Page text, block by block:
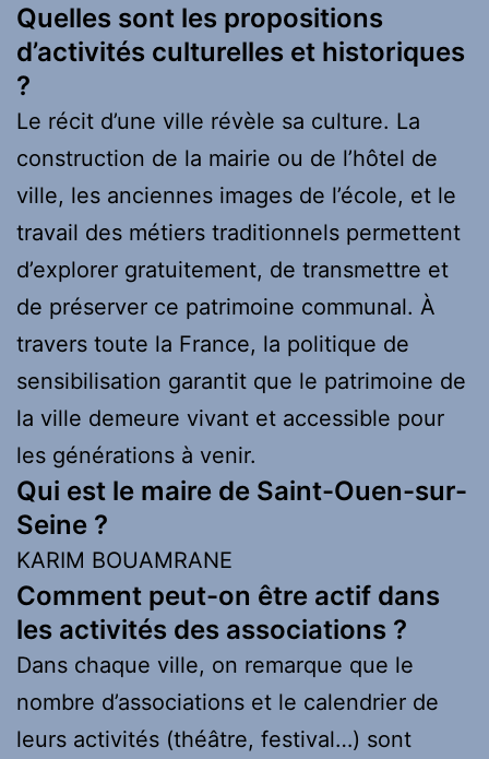
Quelles sont les propositions
d’activités culturelles et historiques
?
Le récit d’une ville révèle sa culture. La
construction de la mairie ou de l’hôtel de
ville, les anciennes images de l’école, et le
travail des métiers traditionnels permettent
d’explorer gratuitement, de transmettre et
de préserver ce patrimoine communal. À
travers toute la France, la politique de
sensibilisation garantit que le patrimoine de
la ville demeure vivant et accessible pour
les générations à venir.
Qui est le maire de Saint-Ouen-sur-
Seine ?
KARIM BOUAMRANE
Comment peut-on être actif dans
les activités des associations ?
Dans chaque ville, on remarque que le
nombre d’associations et le calendrier de
leurs activités (théâtre, festival…) sont